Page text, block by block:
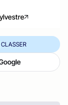
CLASSER